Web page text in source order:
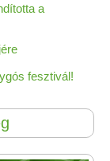
a
fesztivál!